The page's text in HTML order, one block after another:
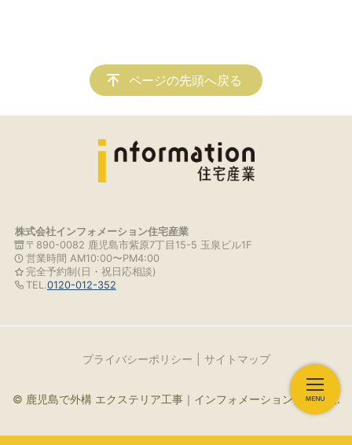
ページの先頭へ戻る
株式会社インフォメーション住宅産業
〒890-0082 鹿児島市紫原7丁目15-5 玉泉ビル1F
営業時間 AM10:00〜PM4:00
完全予約制(日・祝日応相談)
TEL.0120-012-352
プライバシーポリシー サイトマップ
© 鹿児島で外構 エクステリア工事｜インフォメーション住宅産業.